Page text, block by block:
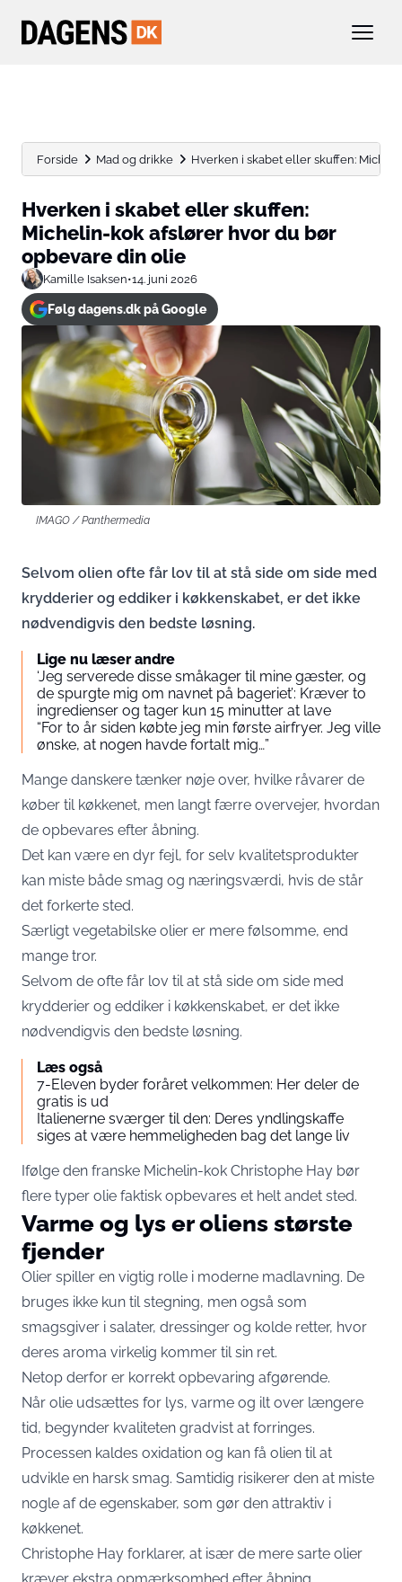
Forside Mad og drikke Hverken i skabet eller skuffen:
Hverken i skabet eller skuffen:
Michelin-kok afslører hvor du bør
opbevare din olie
Kamille Isaksen•14. juni 2026
Følg dagens.dk på Google
IMAGO / Panthermedia
Selvom olien ofte får lov til at stå side om side med
krydderier og eddiker i køkkenskabet, er det ikke
nødvendigvis den bedste løsning.
Lige nu læser andre
‘Jeg serverede disse småkager til mine gæster, og
de spurgte mig om navnet på bageriet’: Kræver to
ingredienser og tager kun 15 minutter at lave
“For to år siden købte jeg min første airfryer. Jeg ville
ønske, at nogen havde fortalt mig…”
Mange danskere tænker nøje over, hvilke råvarer de
køber til køkkenet, men langt færre overvejer, hvordan
de opbevares efter åbning.
Det kan være en dyr fejl, for selv kvalitetsprodukter
kan miste både smag og næringsværdi, hvis de står
det forkerte sted.
Særligt vegetabilske olier er mere følsomme, end
mange tror.
Selvom de ofte får lov til at stå side om side med
krydderier og eddiker i køkkenskabet, er det ikke
nødvendigvis den bedste løsning.
Læs også
7-Eleven byder foråret velkommen: Her deler de
gratis is ud
Italienerne sværger til den: Deres yndlingskaffe
siges at være hemmeligheden bag det lange liv
Ifølge den franske Michelin-kok Christophe Hay bør
flere typer olie faktisk opbevares et helt andet sted.
Varme og lys er oliens største
fjender
Olier spiller en vigtig rolle i moderne madlavning. De
bruges ikke kun til stegning, men også som
smagsgiver i salater, dressinger og kolde retter, hvor
deres aroma virkelig kommer til sin ret.
Netop derfor er korrekt opbevaring afgørende.
Når olie udsættes for lys, varme og ilt over længere
tid, begynder kvaliteten gradvist at forringes.
Processen kaldes oxidation og kan få olien til at
udvikle en harsk smag. Samtidig risikerer den at miste
nogle af de egenskaber, som gør den attraktiv i
køkkenet.
Christophe Hay forklarer, at især de mere sarte olier